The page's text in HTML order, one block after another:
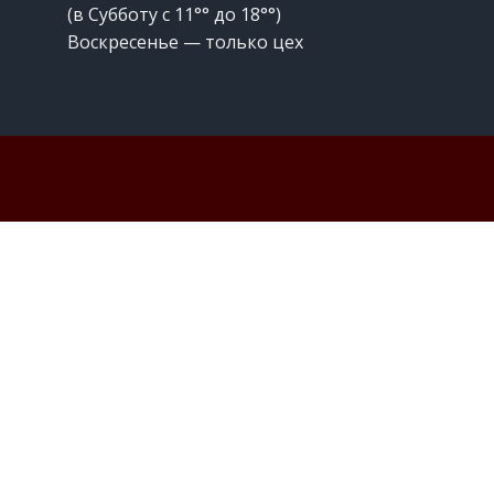
(в Субботу с 11°° до 18°°)
Воскресенье — только цех